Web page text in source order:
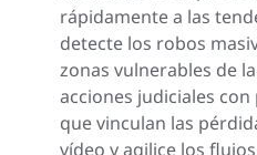
rápidamente a las
detecte los robos
zonas vulnerables de
acciones judiciales
que vinculan las
vídeo y agilice los